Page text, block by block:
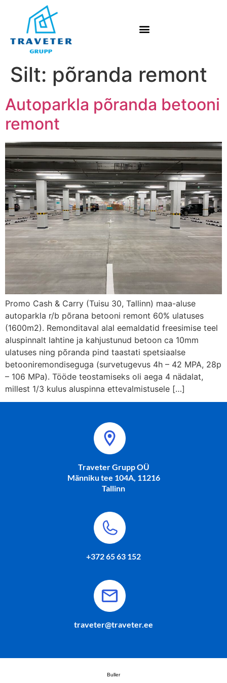
Silt: põranda remont
Autoparkla põranda betooni
remont
Promo Cash & Carry (Tuisu 30, Tallinn) maa-aluse
autoparkla r/b põrana betooni remont 60% ulatuses
(1600m2). Remonditaval alal eemaldatid freesimise teel
aluspinnalt lahtine ja kahjustunud betoon ca 10mm
ulatuses ning põranda pind taastati spetsiaalse
betooniremondiseguga (survetugevus 4h – 42 MPA, 28p
– 106 MPa). Tööde teostamiseks oli aega 4 nädalat,
millest 1/3 kulus aluspinna ettevalmistusele […]
Traveter Grupp OÜ
Männiku tee 104A, 11216
Tallinn
+372 65 63 152
traveter@traveter.ee
Buller